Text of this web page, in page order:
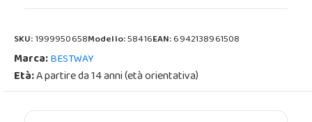
SKU:1999950658Modello:58416EAN:6942138961508
Marca:BESTWAY
Età:A partire da 14 anni (età orientativa)